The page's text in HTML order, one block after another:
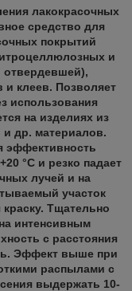
лакокрасочных
средство для
покрытий
и
отвердевшей),
и клеев. Позволяет
использования
на изделиях из
и др. материалов.
эффективность
°С и резко падает
лучей и на
участок
Тщательно
интенсивным
с расстояния
Эффект выше при
распылами с
выдержать 10-